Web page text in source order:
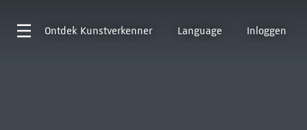
Ontdek Kunstverkenner Language Inloggen